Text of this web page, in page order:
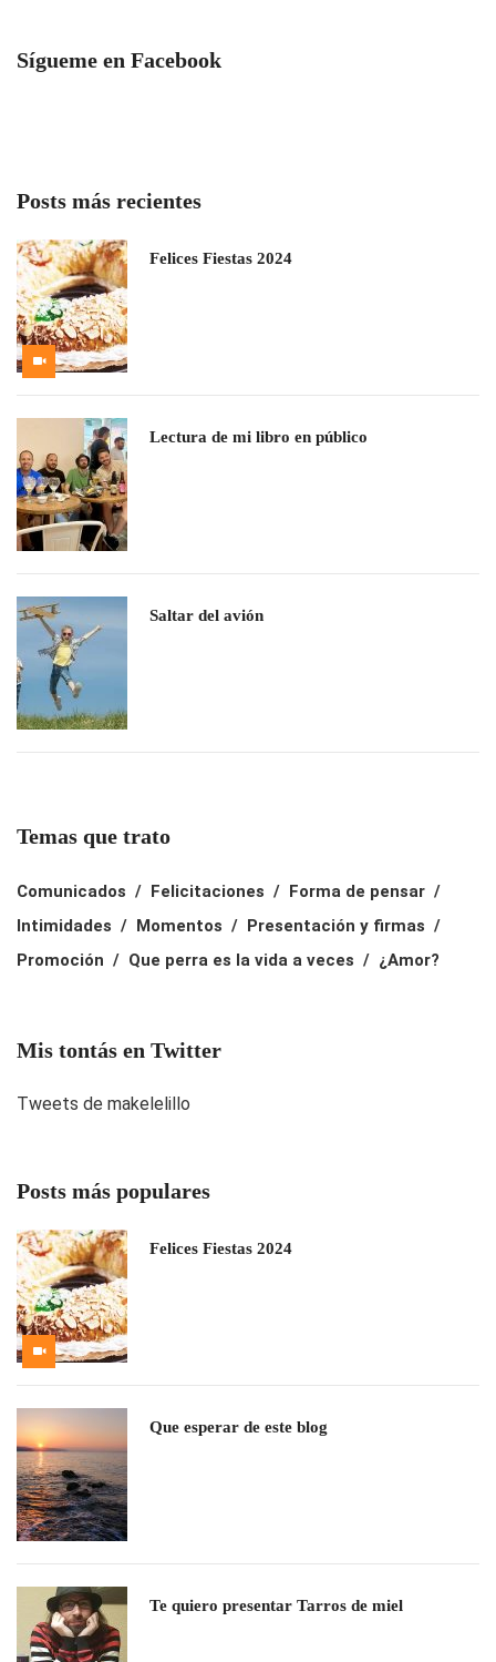
Sígueme en Facebook
Posts más recientes
Felices Fiestas 2024
Lectura de mi libro en público
Saltar del avión
Temas que trato
Comunicados Felicitaciones
Forma de pensar
Intimidades
Momentos
Presentación y firmas
Promoción
Que perra es la vida a veces ¿Amor?
Mis tontás en Twitter
Tweets de makelelillo
Posts más populares
Felices Fiestas 2024
Que esperar de este blog
Te quiero presentar Tarros de miel